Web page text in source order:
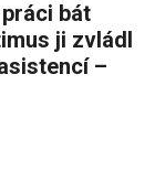
ji zvládl
–